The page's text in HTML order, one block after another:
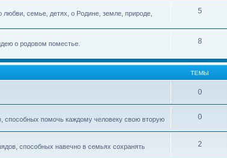
семье, детях, о Родине, земле, природе,
5
о родовом поместье. 8
ТЕМЫ
0
способных помочь каждому человеку свою вторую
0
способных навечно в семьях сохранять
2